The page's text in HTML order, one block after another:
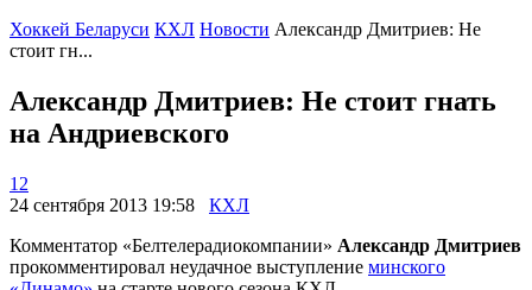
Хоккей Беларуси КХЛ Новости Александр Дмитриев: Не
стоит гн...
Александр Дмитриев: Не стоит гнать
на Андриевского
12
24 сентября 2013 19:58
КХЛ
Комментатор «Белтелерадиокомпании» Александр Дмитриев
прокомментировал неудачное выступление минского